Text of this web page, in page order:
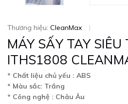
Thương hiệu: CleanMax |
MÁY SẤY TAY
ITHS1808
* Chất liệu chủ yếu : ABS
* Màu sắc: Trắng
* Công nghệ : Châu Âu